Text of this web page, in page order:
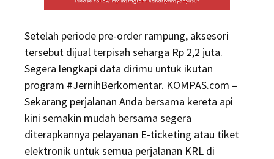
Setelah periode pre-order rampung, aksesori
tersebut dijual terpisah seharga Rp 2,2 juta.
Segera lengkapi data dirimu untuk ikutan
program #JernihBerkomentar. KOMPAS.com –
Sekarang perjalanan Anda bersama kereta api
kini semakin mudah bersama segera
diterapkannya pelayanan E-ticketing atau tiket
elektronik untuk semua perjalanan KRL di